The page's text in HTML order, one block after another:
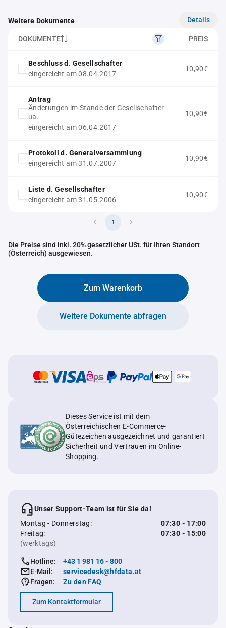
Weitere Dokumente Details
DOKUMENTE PREIS
Beschluss d. Gesellschafter
eingereicht am 08.04.2017
10,90€
Antrag
Änderungen im Stande der Gesellschafter
ua.
eingereicht am 06.04.2017
10,90€
Protokoll d. Generalversammlung
eingereicht am 31.07.2007
10,90€
Liste d. Gesellschafter
eingereicht am 31.05.2006
10,90€
1
Die Preise sind inkl. 20% gesetzlicher USt. für Ihren Standort
(Österreich) ausgewiesen.
Zum Warenkorb
Weitere Dokumente abfragen
Dieses Service ist mit dem
Österreichischen E-Commerce-
Gütezeichen ausgezeichnet und garantiert
Sicherheit und Vertrauen im Online-
Shopping.
Unser Support-Team ist für Sie da!
Montag - Donnerstag:
07:30 - 17:00
Freitag:
07:30 - 15:00
(werktags)
Hotline:
+43 1 981 16 - 800
E-Mail:
servicedesk@hfdata.at
Fragen:
Zu den FAQ
Zum Kontaktformular